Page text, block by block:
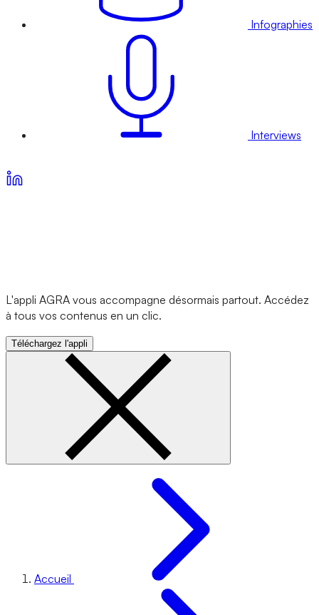
Infographies
Interviews
L'appli AGRA vous accompagne désormais partout. Accédez
à tous vos contenus en un clic.
Téléchargez l'appli
Accueil